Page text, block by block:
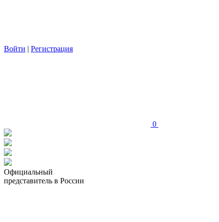
Войти | Регистрация
0
Официальный
представитель в России